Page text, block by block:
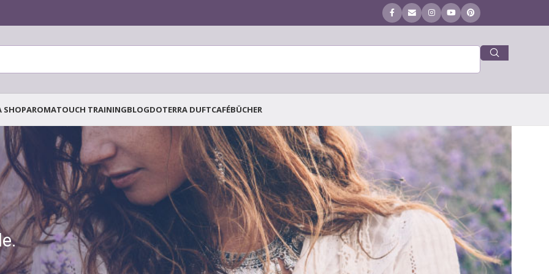
SHOPAROMATOUCH TRAININGBLOGDOTERRA DUFTCAFÉBÜCHER